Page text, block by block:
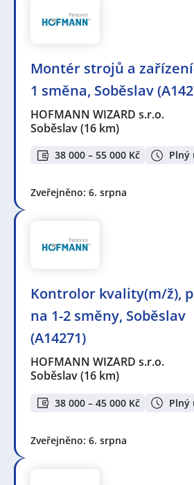
Montér strojů a
1 směna, Soběslav
HOFMANN WIZARD s.r.o.
Soběslav(16 km)
38 000 – 55 000 Kč Plný
Zveřejněno: 6. srpna
Kontrolor kvality(m/ž),
na 1-2 směny, Soběslav
(A14271)
HOFMANN WIZARD s.r.o.
Soběslav(16 km)
38 000 – 45 000 Kč Plný
Zveřejněno: 6. srpna